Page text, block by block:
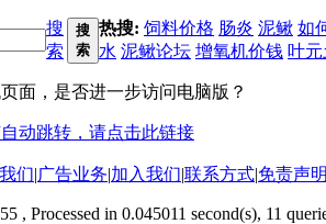
搜
索
搜
索
热搜: 饲料价格 肠炎 泥鳅 如
水 泥鳅论坛 增氧机价钱 叶
面，是否进一步访问电脑版？
动跳转，请点击此链接
们|广告业务|加入我们|联系方式|免责声
, Processed in 0.045011 second(s), 11